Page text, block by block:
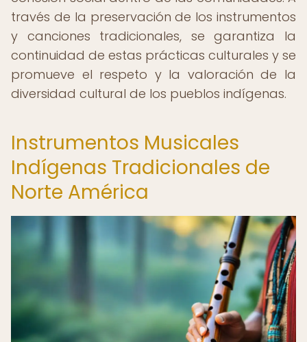
través de la preservación de los instrumentos
y canciones tradicionales, se garantiza la
continuidad de estas prácticas culturales y se
promueve el respeto y la valoración de la
diversidad cultural de los pueblos indígenas.
Instrumentos Musicales
Indígenas Tradicionales de
Norte América